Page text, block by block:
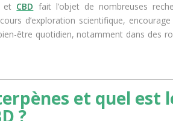
et CBD fait l’objet de nombreuses
d’exploration scientifique,
être quotidien, notamment dans des
et quel
?